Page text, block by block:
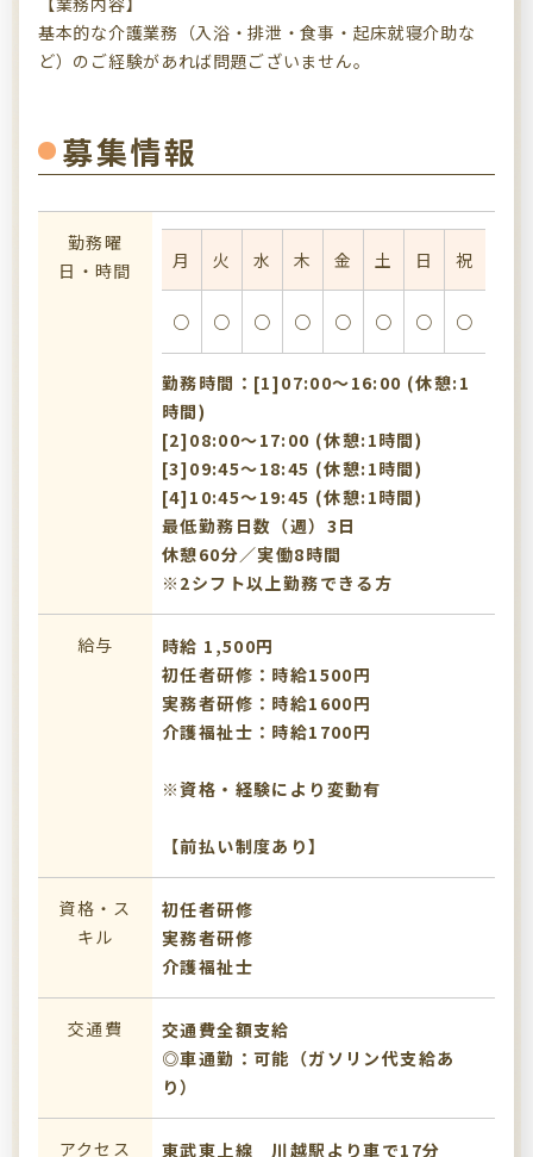
基本的な介護業務（入浴・排泄・食事・起床就寝介助な
ど）のご経験があれば問題ございません。
募集情報
勤務曜
日・時間
月 火 水 木 金 土 日 祝
○ ○ ○ ○ ○ ○ ○ ○
勤務時間：[1]07:00〜16:00 (休憩:1
時間)
[2]08:00〜17:00 (休憩:1時間)
[3]09:45〜18:45 (休憩:1時間)
[4]10:45〜19:45 (休憩:1時間)
最低勤務日数（週）3日
休憩60分／実働8時間
※2シフト以上勤務できる方
給与
時給 1,500円
初任者研修：時給1500円
実務者研修：時給1600円
介護福祉士：時給1700円
※資格・経験により変動有
【前払い制度あり】
資格・ス
キル
初任者研修
実務者研修
介護福祉士
交通費
交通費全額支給
◎車通勤：可能（ガソリン代支給あ
り）
アクセス
東武東上線 川越駅より車で17分